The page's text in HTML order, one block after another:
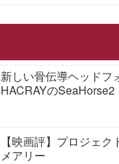
新しい骨伝導ヘッドフ
HACRAYのSeaHorse2
【映画評】プロジェク
メアリー